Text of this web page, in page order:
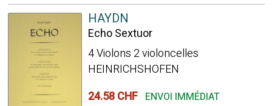
HAYDN
Echo Sextuor
4 Violons 2 violoncelles
HEINRICHSHOFEN
24.58 CHF ENVOI IMMÉDIAT